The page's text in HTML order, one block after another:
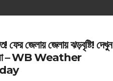
ফের জেলায় জেলায় ঝড়বৃষ্টি! দেখুন
– WB Weather